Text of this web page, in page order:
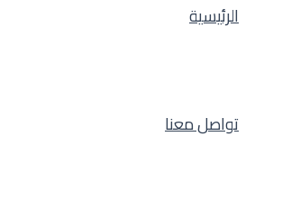
الرئيسية
تواصل معنا